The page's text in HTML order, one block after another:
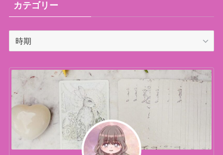
カテゴリー
カ
リ